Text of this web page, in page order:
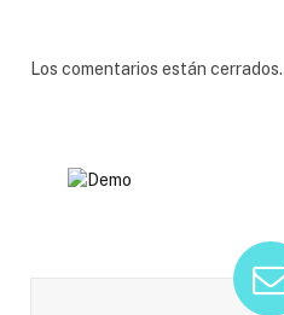
Los comentarios están cerrados.